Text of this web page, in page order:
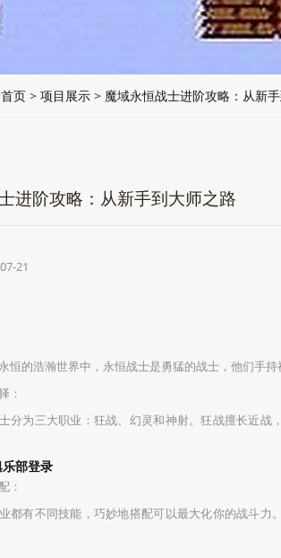
首页 > 项目展示 > 魔域永恒战士进阶攻略：从新
进阶攻略：从新手到大师之路
21
恒的浩瀚世界中，永恒战士是勇猛的战士，他们手
：
分为三大职业：狂战、幻灵和神射。狂战擅长近
部登录
：
都有不同技能，巧妙地搭配可以最大化你的战斗